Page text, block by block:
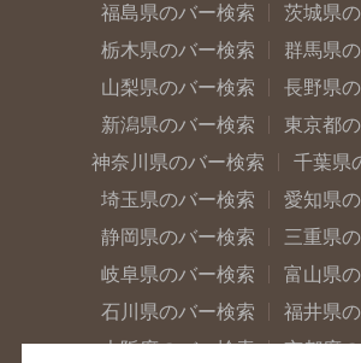
福島県のバー検索
茨城県
栃木県のバー検索
群馬県
山梨県のバー検索
長野県
新潟県のバー検索
東京都
神奈川県のバー検索
千葉県
埼玉県のバー検索
愛知県
静岡県のバー検索
三重県
岐阜県のバー検索
富山県
石川県のバー検索
福井県
大阪府のバー検索
京都府